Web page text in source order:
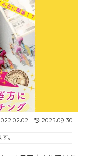
2025.09.30
。